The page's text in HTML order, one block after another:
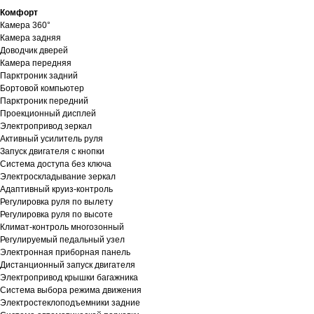
Комфорт
Камера 360°
Камера задняя
Доводчик дверей
Камера передняя
Парктроник задний
Бортовой компьютер
Парктроник передний
Проекционный дисплей
Электропривод зеркал
Активный усилитель руля
Запуск двигателя с кнопки
Система доступа без ключа
Электроскладывание зеркал
Адаптивный круиз-контроль
Регулировка руля по вылету
Регулировка руля по высоте
Климат-контроль многозонный
Регулируемый педальный узел
Электронная приборная панель
Дистанционный запуск двигателя
Электропривод крышки багажника
Система выбора режима движения
Электростеклоподъемники задние